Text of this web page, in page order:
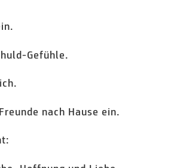
Gefühle.
nach Hause ein.